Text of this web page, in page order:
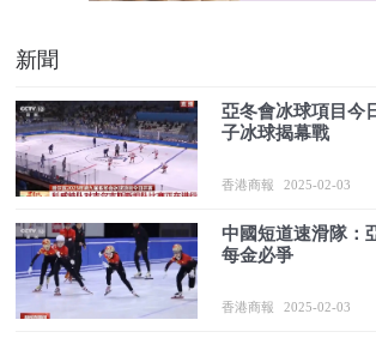
新聞
亞冬會冰球項目今
子冰球揭幕戰
香港商報 2025-02-03
中國短道速滑隊：
每金必爭
香港商報 2025-02-03